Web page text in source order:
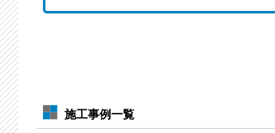
施工事例一覧